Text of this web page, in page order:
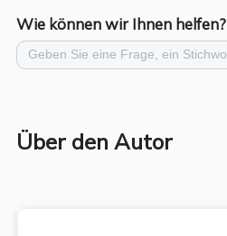
Wie können wir Ihnen helfen?
Über den Autor